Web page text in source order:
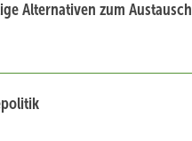
Alternativen zum Austausch